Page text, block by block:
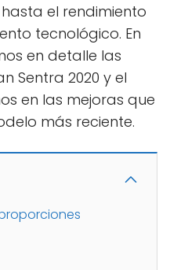
el rendimiento
tecnológico. En
en detalle las
Sentra 2020 y el
en las mejoras que
más reciente.